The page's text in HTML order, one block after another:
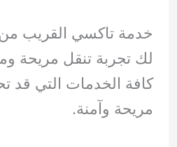
خدمة تاكسي القريب
لك تجربة تنقل مريحة
كافة الخدمات التي قد
مريحة وآمنة.